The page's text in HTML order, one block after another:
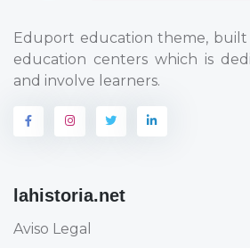
Eduport education theme,
education centers which is
and involve learners.
lahistoria.net
Aviso Legal